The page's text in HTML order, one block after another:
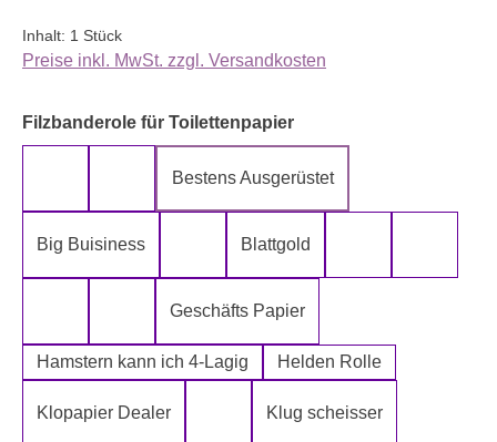
Inhalt: 1 Stück
Preise inkl. MwSt. zzgl. Versandkosten
Filzbanderole für Toilettenpapierauswählen
5-Lagig ich kann´s mir leisten
Alter spielt keine Rolle
Bestens Ausgerüstet
Big Buisiness
Bitte bleiben sie während der
Blattgold
Fugen Reiniger
Fürn Arsch
Geschäfts Papier
Hamstern kann ich 4-Lagig Helden Rolle
Klopapier Dealer
Klopapier Mafia
Klug scheisser